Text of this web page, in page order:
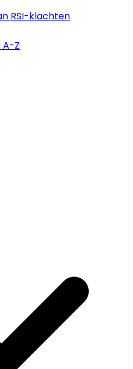
RSI-klachten
A-Z